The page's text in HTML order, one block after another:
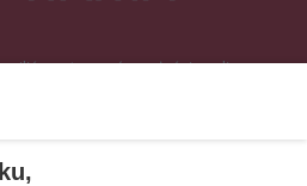
stworzyć rozgłośnię radiową
Gniezno, Ostrów Wlkp.).